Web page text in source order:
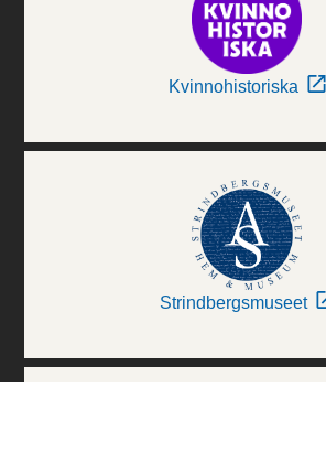
Kvinnohistoriska
Strindbergsmuseet